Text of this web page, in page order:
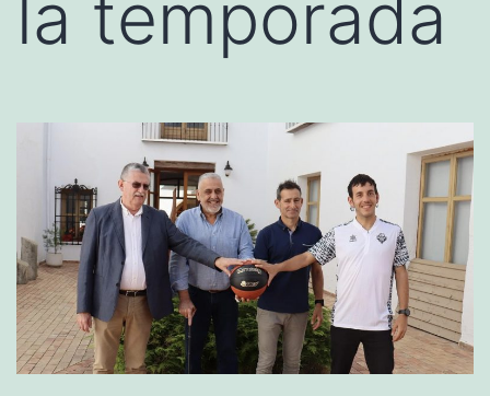
la temporada